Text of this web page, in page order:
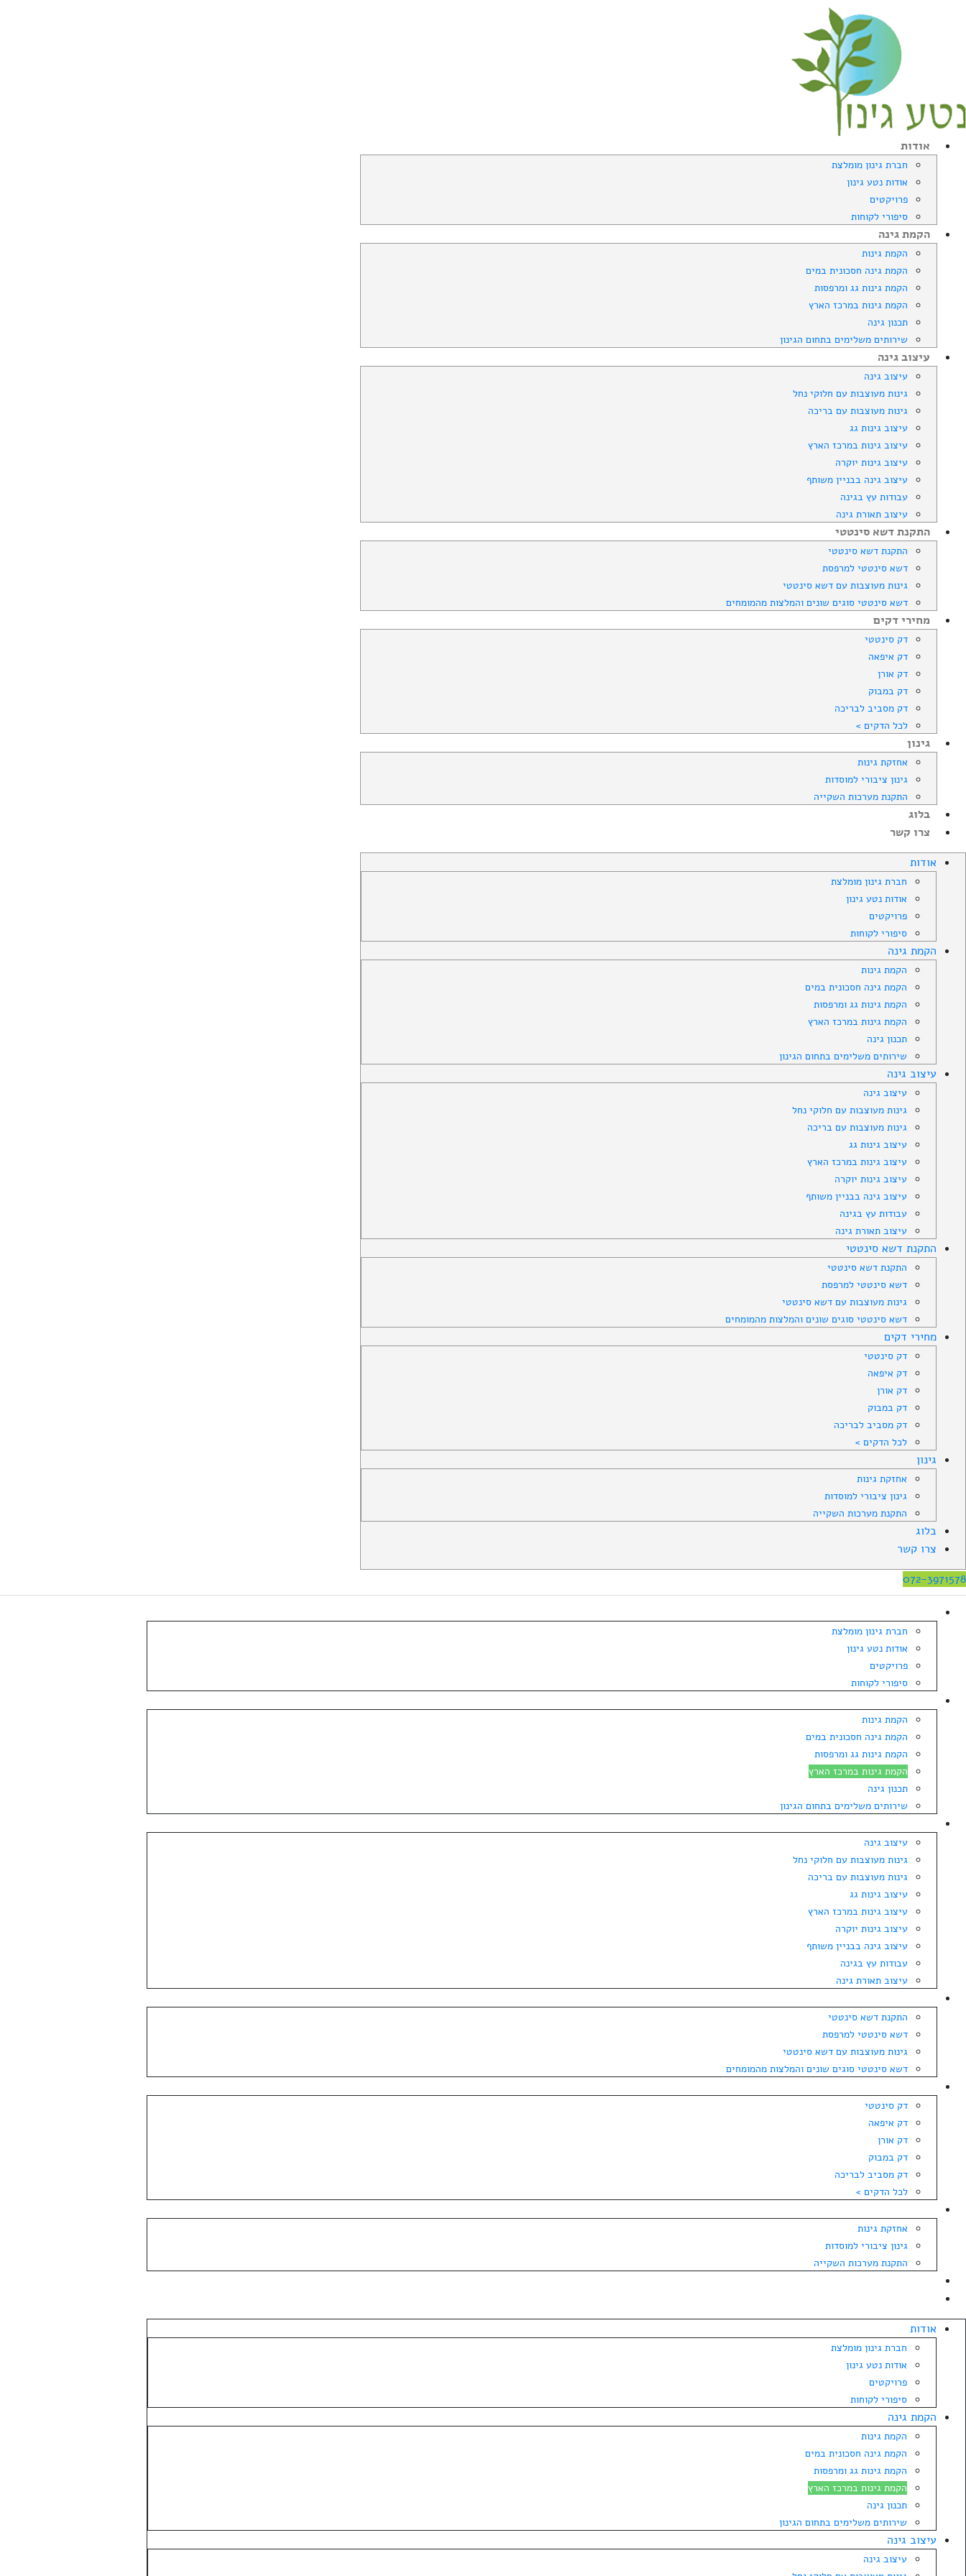
אודות
חברת גינון מומלצת
אודות נטע גינון
פרויקטים
סיפורי לקוחות
הקמת גינה
הקמת גינות
הקמת גינה חסכונית במים
הקמת גינות גג ומרפסות
הקמת גינות במרכז הארץ
תכנון גינה
שירותים משלימים בתחום הגינון
עיצוב גינה
עיצוב גינה
גינות מעוצבות עם חלוקי נחל
גינות מעוצבות עם בריכה
עיצוב גינות גג
עיצוב גינות במרכז הארץ
עיצוב גינות יוקרה
עיצוב גינה בבניין משותף
עבודות עץ בגינה
עיצוב תאורת גינה
התקנת דשא סינטטי
התקנת דשא סינטטי
דשא סינטטי למרפסת
גינות מעוצבות עם דשא סינטטי
דשא סינטטי סוגים שונים והמלצות מהמומחים
מחירי דקים
דק סינטטי
דק איפאה
דק אורן
דק במבוק
דק מסביב לבריכה
לכל הדקים >
גינון
אחזקת גינות
גינון ציבורי למוסדות
התקנת מערכות השקייה
בלוג
צרו קשר
אודות
חברת גינון מומלצת
אודות נטע גינון
פרויקטים
סיפורי לקוחות
הקמת גינה
הקמת גינות
הקמת גינה חסכונית במים
הקמת גינות גג ומרפסות
הקמת גינות במרכז הארץ
תכנון גינה
שירותים משלימים בתחום הגינון
עיצוב גינה
עיצוב גינה
גינות מעוצבות עם חלוקי נחל
גינות מעוצבות עם בריכה
עיצוב גינות גג
עיצוב גינות במרכז הארץ
עיצוב גינות יוקרה
עיצוב גינה בבניין משותף
עבודות עץ בגינה
עיצוב תאורת גינה
התקנת דשא סינטטי
התקנת דשא סינטטי
דשא סינטטי למרפסת
גינות מעוצבות עם דשא סינטטי
דשא סינטטי סוגים שונים והמלצות מהמומחים
מחירי דקים
דק סינטטי
דק איפאה
דק אורן
דק במבוק
דק מסביב לבריכה
לכל הדקים >
גינון
אחזקת גינות
גינון ציבורי למוסדות
התקנת מערכות השקייה
בלוג
צרו קשר
072-3971578
חברת גינון מומלצת
אודות נטע גינון
פרויקטים
סיפורי לקוחות
הקמת גינות
הקמת גינה חסכונית במים
הקמת גינות גג ומרפסות
הקמת גינות במרכז הארץ
תכנון גינה
שירותים משלימים בתחום הגינון
עיצוב גינה
גינות מעוצבות עם חלוקי נחל
גינות מעוצבות עם בריכה
עיצוב גינות גג
עיצוב גינות במרכז הארץ
עיצוב גינות יוקרה
עיצוב גינה בבניין משותף
עבודות עץ בגינה
עיצוב תאורת גינה
התקנת דשא סינטטי
דשא סינטטי למרפסת
גינות מעוצבות עם דשא סינטטי
דשא סינטטי סוגים שונים והמלצות מהמומחים
דק סינטטי
דק איפאה
דק אורן
דק במבוק
דק מסביב לבריכה
לכל הדקים >
אחזקת גינות
גינון ציבורי למוסדות
התקנת מערכות השקייה
אודות
חברת גינון מומלצת
אודות נטע גינון
פרויקטים
סיפורי לקוחות
הקמת גינה
הקמת גינות
הקמת גינה חסכונית במים
הקמת גינות גג ומרפסות
הקמת גינות במרכז הארץ
תכנון גינה
שירותים משלימים בתחום הגינון
עיצוב גינה
עיצוב גינה